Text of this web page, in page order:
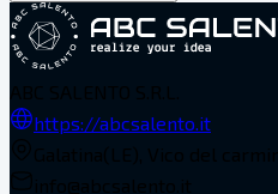
https://abcsalento.it